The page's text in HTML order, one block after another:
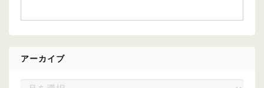
アーカイブ